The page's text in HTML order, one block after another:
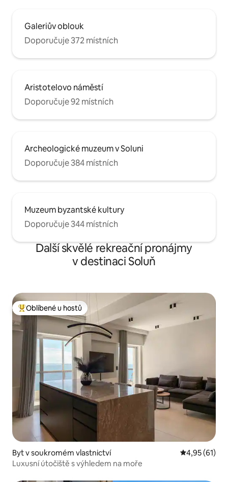
Galeriův oblouk
Doporučuje 372 místních
Aristotelovo náměstí
Doporučuje 92 místních
Archeologické muzeum v Soluni
Doporučuje 384 místních
Muzeum byzantské kultury
Doporučuje 344 místních
Další skvělé rekreační pronájmy
v destinaci Soluň
Nejlepší v kategorii Oblíbené u hostů
Oblíbené u hostů
Byt v soukromém vlastnictví Průměrné
4,95 (61)
Luxusní útočiště s výhledem na moře